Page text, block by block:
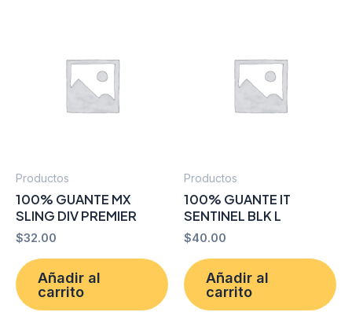
Productos
100% GUANTE MX
SLING DIV PREMIER
$32.00
Añadir al
carrito
Productos
100% GUANTE IT
SENTINEL BLK L
$40.00
Añadir al
carrito